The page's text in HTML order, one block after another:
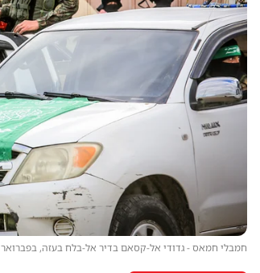
חמבלי חמאס - גדודי אל-קסאם בדיר אל-בלח בעזה, בפברואר 2025 | צילום: צילום: עבד רחים חטיב/Flash90